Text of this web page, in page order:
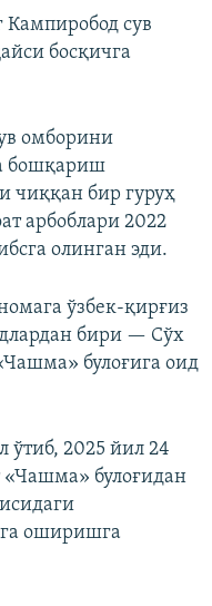
сув
босқичга
омборини
бошқариш
чиққан бир гуруҳ
арбоблари 2022
олинган эди.
ўзбек-қирғиз
бири — Сўх
булоғига оид
2025 йил 24
«Чашма» булоғидан
оширишга